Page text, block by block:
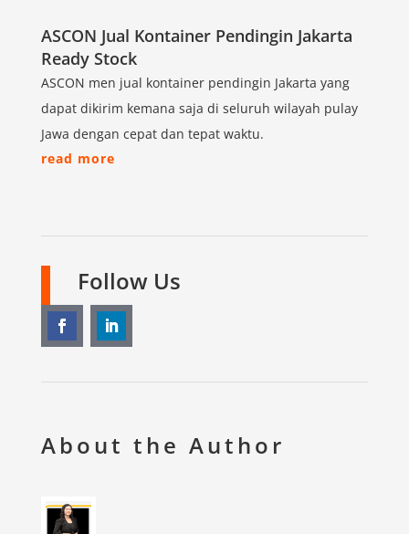
ASCON Jual Kontainer Pendingin Jakarta
Ready Stock
ASCON men jual kontainer pendingin Jakarta yang
dapat dikirim kemana saja di seluruh wilayah pulay
Jawa dengan cepat dan tepat waktu.
read more
Follow Us
About the Author